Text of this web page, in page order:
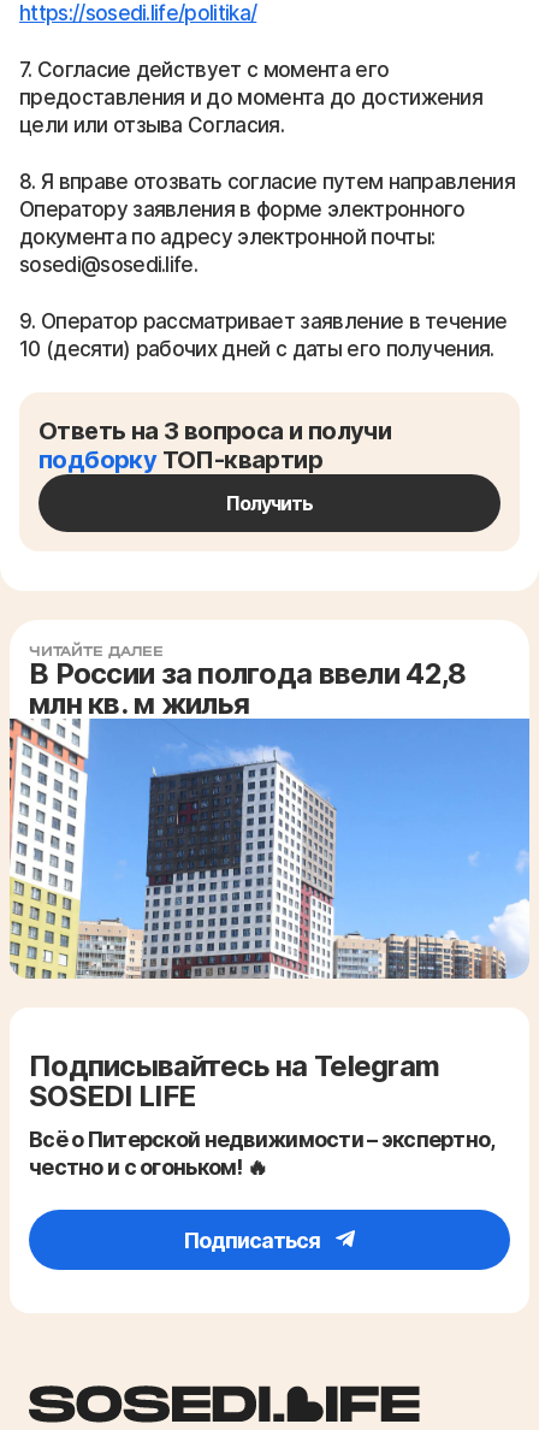
https://sosedi.life/politika/
7. Согласие действует с момента его
предоставления и до момента до достижения
цели или отзыва Согласия.
8. Я вправе отозвать согласие путем направления
Оператору заявления в форме электронного
документа по адресу электронной почты:
sosedi@sosedi.life.
9. Оператор рассматривает заявление в течение
10 (десяти) рабочих дней с даты его получения.
Ответь на 3 вопроса и получи
подборкуТОП-квартир
Получить
ЧИТАЙТЕ ДАЛЕЕ
В России за полгода ввели 42,8
млн кв. м жилья
Подписывайтесь на Telegram
SOSEDI LIFE
Всё о Питерской недвижимости – экспертно,
честно и с огоньком! 🔥
Подписаться